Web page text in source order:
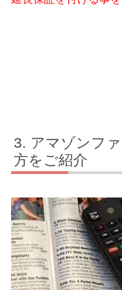
アマゾンフ
方をご紹介